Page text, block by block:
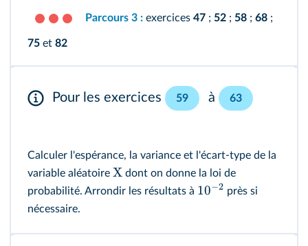
Parcours 3 : exercices 47 ; 52 ; 58 ; 68 ;
75 et 82
Pour les exercices 59 à 63
Calculer l'espérance, la variance et l'écart-type de la
variable aléatoire X dont on donne la loi de
probabilité. Arrondir les résultats à 10−2 près si
nécessaire.